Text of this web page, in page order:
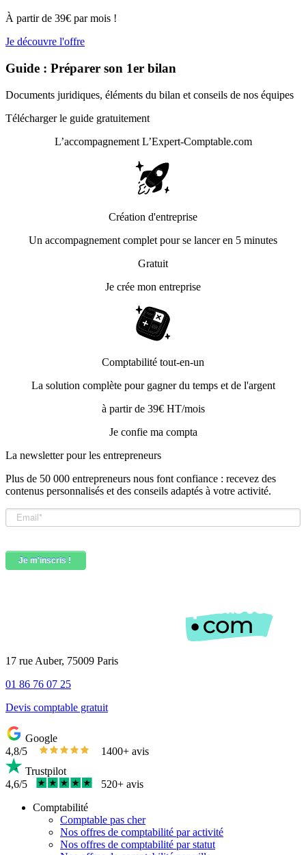
À partir de 39€ par mois !
Je découvre l'offre
Guide : Préparer son 1er bilan
Documents juridiques, éléments du bilan et conseils de nos équipes
Télécharger le guide gratuitement
L’accompagnement L’Expert-Comptable.com
Création d'entreprise
Un accompagnement complet pour se lancer en 5 minutes
Gratuit
Je crée mon entreprise
Comptabilité tout-en-un
La solution complète pour gagner du temps et de l'argent
à partir de 39€ HT/mois
Je confie ma compta
La newsletter pour les entrepreneurs
Plus de 50 000 entrepreneurs nous font confiance : recevez des
contenus personnalisés et des conseils adaptés à votre activité.
17 rue Auber, 75009 Paris
01 86 76 07 25
Devis comptable gratuit
Google
4,8/5
1400+ avis
Trustpilot
4,6/5
520+ avis
Comptabilité
Comptable pas cher
Nos offres de comptabilité par activité
Nos offres de comptabilité par statut